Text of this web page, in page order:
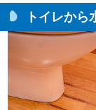
トイレから